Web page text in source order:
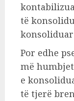
të
Por edhe
më
e
të tjerë